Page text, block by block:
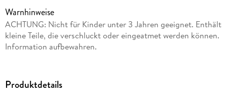
viele Siegpunkte zu sammeln und so das Spiel zu gewinnen.
Twilight Inscription bietet euch einen zugänglichen Einstieg
in das epische Universum von Twilight Imperium. Dutzende
mögliche Strategien sowie spannende Ereigniskarten sorgen
Warnhinweise
ACHTUNG: Nicht für Kinder unter 3 Jahren geeignet. Enthält
kleine Teile, die verschluckt oder eingeatmet werden können.
Information aufbewahren.
Produktdetails